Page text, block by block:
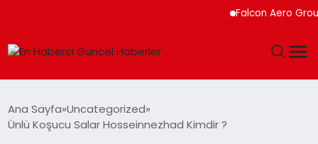
Falcon Aero Group,
Ana Sayfa Uncategorized
Ünlü Koşucu Salar Hosseinnezhad Kimdir ?